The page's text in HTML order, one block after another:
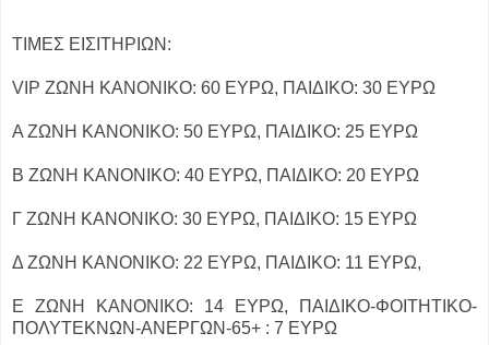
ΤΙΜΕΣ ΕΙΣΙΤΗΡΙΩΝ:
VIP ΖΩΝΗ ΚΑΝΟΝΙΚΟ: 60 ΕΥΡΩ, ΠΑΙΔΙΚΟ: 30 ΕΥΡΩ
Α ΖΩΝΗ ΚΑΝΟΝΙΚΟ: 50 ΕΥΡΩ, ΠΑΙΔΙΚΟ: 25 ΕΥΡΩ
Β ΖΩΝΗ ΚΑΝΟΝΙΚΟ: 40 ΕΥΡΩ, ΠΑΙΔΙΚΟ: 20 ΕΥΡΩ
Γ ΖΩΝΗ ΚΑΝΟΝΙΚΟ: 30 ΕΥΡΩ, ΠΑΙΔΙΚΟ: 15 ΕΥΡΩ
Δ ΖΩΝΗ ΚΑΝΟΝΙΚΟ: 22 ΕΥΡΩ, ΠΑΙΔΙΚΟ: 11 ΕΥΡΩ,
Ε ΖΩΝΗ ΚΑΝΟΝΙΚΟ: 14 ΕΥΡΩ, ΠΑΙΔΙΚΟ-ΦΟΙΤΗΤΙΚΟ-
ΠΟΛΥΤΕΚΝΩΝ-ΑΝΕΡΓΩΝ-65+ : 7 ΕΥΡΩ